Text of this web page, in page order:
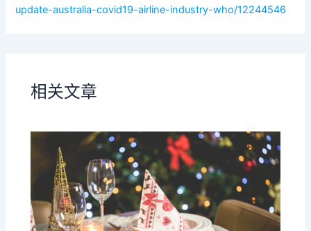
update-australia-covid19-airline-industry-who/12244546
相关文章